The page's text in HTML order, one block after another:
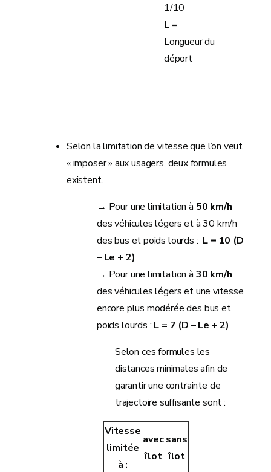
1/10
L =
Longueur du
déport
Selon la limitation de vitesse que l’on veut
« imposer » aux usagers, deux formules
existent.
→ Pour une limitation à 50 km/h
des véhicules légers et à 30 km/h
des bus et poids lourds : L = 10 (D
– Le + 2)
→ Pour une limitation à 30 km/h
des véhicules légers et une vitesse
encore plus modérée des bus et
poids lourds : L = 7 (D – Le + 2)
Selon ces formules les
distances minimales afin de
garantir une contrainte de
trajectoire suffisante sont :
Vitesse
limitée
à :
avec
îlot
sans
îlot